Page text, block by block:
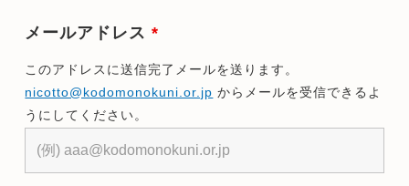
メールアドレス*
このアドレスに送信完了メールを送ります。
nicotto@kodomonokuni.or.jp からメールを受信できるよ
うにしてください。